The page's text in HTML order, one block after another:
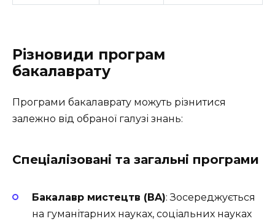
Різновиди програм
бакалаврату
Програми бакалаврату можуть різнитися
залежно від обраної галузі знань:
Спеціалізовані та загальні програми
Бакалавр мистецтв (BA): Зосереджується
на гуманітарних науках, соціальних науках